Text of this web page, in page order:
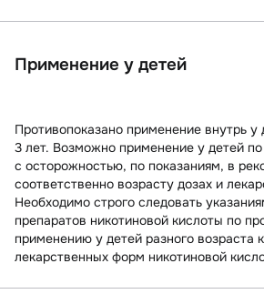
Применение у детей
Противопоказано применение внутрь у
3 лет. Возможно применение у детей
с осторожностью, по показаниям, в
соответственно возрасту дозах и
Необходимо строго следовать
препаратов никотиновой кислоты по
применению у детей разного возраста
лекарственных форм никотиновой